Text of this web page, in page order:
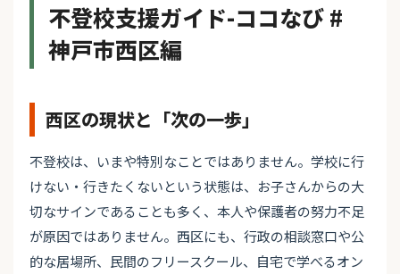
不登校支援ガイド-ココなび #
神戸市西区編
西区の現状と「次の一歩」
不登校は、いまや特別なことではありません。学校に行
けない・行きたくないという状態は、お子さんからの大
切なサインであることも多く、本人や保護者の努力不足
が原因ではありません。西区にも、行政の相談窓口や公
的な居場所、民間のフリースクール、自宅で学べるオン